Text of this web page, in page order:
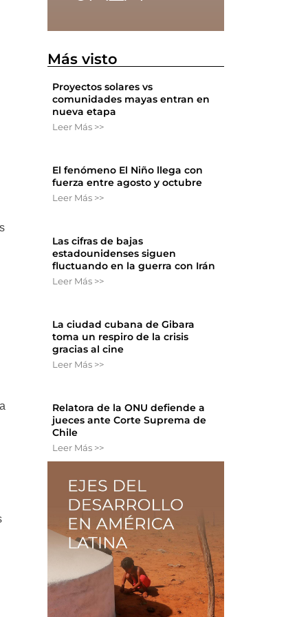
Más visto
Proyectos solares vs
comunidades mayas entran en
nueva etapa
Leer Más >>
El fenómeno El Niño llega con
fuerza entre agosto y octubre
Leer Más >>
Las cifras de bajas
estadounidenses siguen
fluctuando en la guerra con Irán
Leer Más >>
La ciudad cubana de Gibara
toma un respiro de la crisis
gracias al cine
Leer Más >>
Relatora de la ONU defiende a
jueces ante Corte Suprema de
Chile
Leer Más >>